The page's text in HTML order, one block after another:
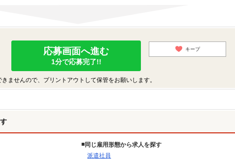
応募画面へ進む
1分で応募完了!!
キープ
ませんので、プリントアウトして保管をお願いします。
同じ雇用形態から求人を探す
派遣社員